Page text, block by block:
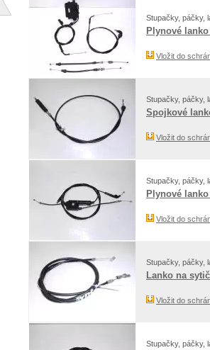
Stupačky, páčky,
Plynové
Vložit do
Stupačky, páčky,
Spojkové
Vložit do
Stupačky, páčky,
Plynové
Vložit do
Stupačky, páčky,
Lanko na sytič
Vložit do
Stupačky, páčky,